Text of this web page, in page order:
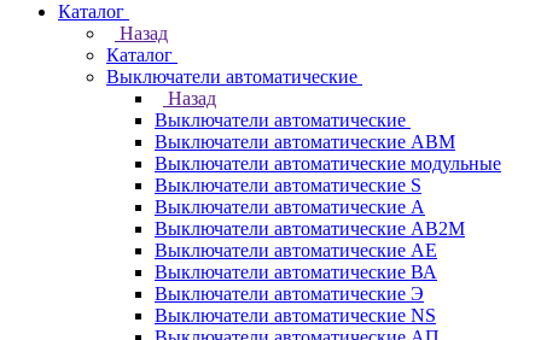
Каталог
Назад
Каталог
Выключатели автоматические
Назад
Выключатели автоматические
Выключатели автоматические АВМ
Выключатели автоматические модульные
Выключатели автоматические S
Выключатели автоматические А
Выключатели автоматические АВ2М
Выключатели автоматические АЕ
Выключатели автоматические ВА
Выключатели автоматические Э
Выключатели автоматические NS